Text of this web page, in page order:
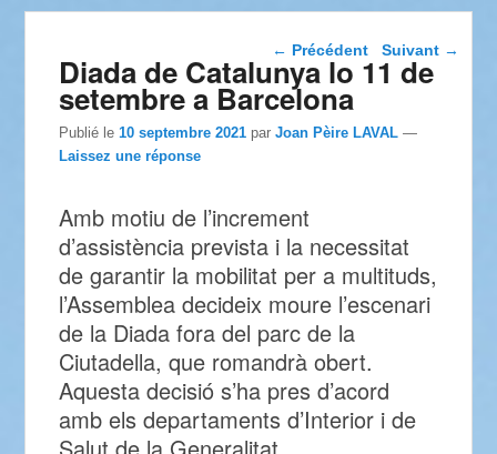
Navigation dans les
articles
← Précédent Suivant →
Diada de Catalunya lo 11 de
setembre a Barcelona
Publié le10 septembre 2021 parJoan Pèire LAVAL —
Laissez une réponse
Amb motiu de l’increment
d’assistència prevista i la necessitat
de garantir la mobilitat per a multituds,
l’Assemblea decideix moure l’escenari
de la Diada fora del parc de la
Ciutadella, que romandrà obert.
Aquesta decisió s’ha pres d’acord
amb els departaments d’Interior i de
Salut de la Generalitat.